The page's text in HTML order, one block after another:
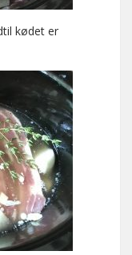
kødet er